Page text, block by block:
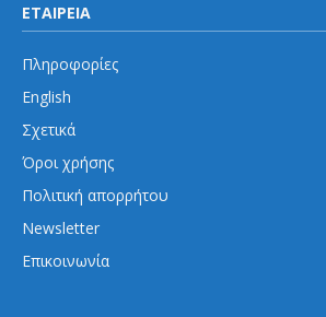
ΕΤΑΙΡΕΙΑ
Πληροφορίες
English
Σχετικά
Όροι χρήσης
Πολιτική απορρήτου
Newsletter
Επικοινωνία